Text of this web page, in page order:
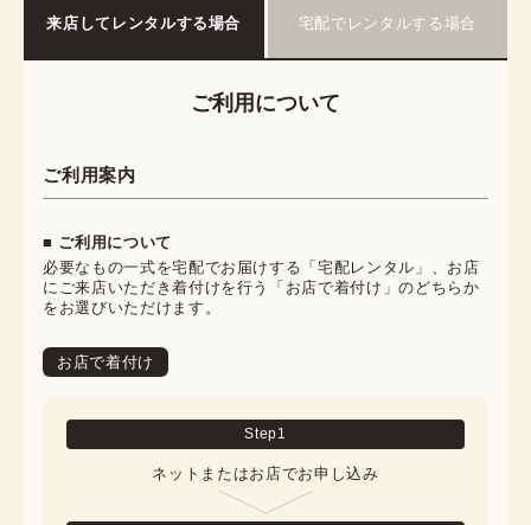
来店してレンタルする場合 宅配でレンタルする場合
ご利用について
ご利用案内
■ ご利用について
必要なもの一式を宅配でお届けする「宅配レンタル」、お店
にご来店いただき着付けを行う「お店で着付け」のどちらか
をお選びいただけます。
お店で着付け
Step1
ネットまたはお店でお申し込み